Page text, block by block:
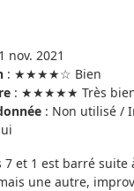
nov. 2021
: ★★★★☆ Bien
: ★★★★★ Très
: Non utilisé /
et 1 est barré suite
une autre,